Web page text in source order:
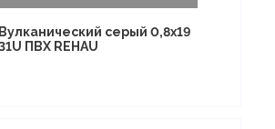
серый 0,8х19
ПВХ REHAU